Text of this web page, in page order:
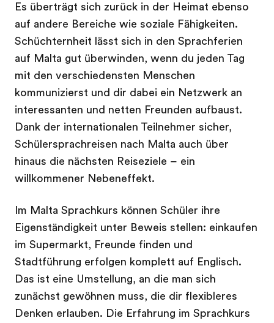
Es überträgt sich zurück in der Heimat ebenso
auf andere Bereiche wie soziale Fähigkeiten.
Schüchternheit lässt sich in den Sprachferien
auf Malta gut überwinden, wenn du jeden Tag
mit den verschiedensten Menschen
kommunizierst und dir dabei ein Netzwerk an
interessanten und netten Freunden aufbaust.
Dank der internationalen Teilnehmer sicher,
Schülersprachreisen nach Malta auch über
hinaus die nächsten Reiseziele – ein
willkommener Nebeneffekt.
Im Malta Sprachkurs können Schüler ihre
Eigenständigkeit unter Beweis stellen: einkaufen
im Supermarkt, Freunde finden und
Stadtführung erfolgen komplett auf Englisch.
Das ist eine Umstellung, an die man sich
zunächst gewöhnen muss, die dir flexibleres
Denken erlauben. Die Erfahrung im Sprachkurs